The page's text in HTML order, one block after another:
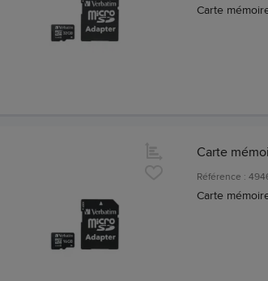
Carte
Carte
Référence :
Carte